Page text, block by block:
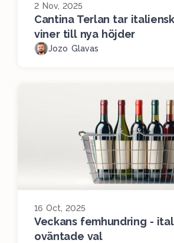
2 Nov, 2025
Cantina Terlan tar
viner till nya höjder
Jozo Glavas
16 Oct, 2025
Veckans femhundring -
oväntade val